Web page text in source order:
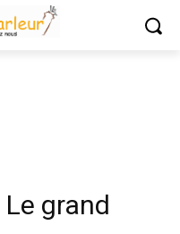
grand retour du SIETTA
grand